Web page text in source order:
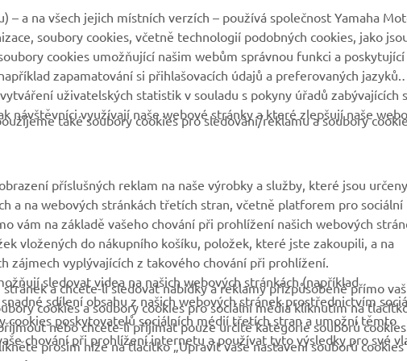
MyYamaha
Yamaha Music
Yamaha Racing
Katalog originálních
náhradních dílů
Rezervace servisní
prohlídky
bateriemi
– a na všech jejich místních verzích – používá společnost Yamaha
soubory cookies, včetně technologií podobných cookies, jako
cookies umožňující našim webům správnou funkci a poskytující
zapamatování si přihlašovacích údajů a preferovaných jazyků.
uživatelských statistik v souladu s pokyny úřadů zabývajících
návštěvníci využívají naše webové stránky a které zlepšují naše
také soubory cookies pro sledování/reklamu a soubory
příslušných reklam na naše výrobky a služby, které jsou určeny
a na webových stránkách třetích stran, včetně platforem pro sociální
vám na základě vašeho chování při prohlížení našich webových
vložených do nákupního košíku, položek, které jste zakoupili, a na
zájmech vyplývajících z takového chování při prohlížení.
sledovat videa na našich webových stránkách (například
sdílení obsahu z našich webových stránek prostřednictvím
cookies poskytovatelů sociálních médií třetích stran a umožní těmto
chování při prohlížení internetu a používat tyto výsledky pro své
a chcete-li sledovat nabídky a reklamy přizpůsobené přímo
cookies a soubory cookies pro sociální média kliknutím na
nebo chcete-li přijímat pouze určité kategorie souborů cookies
prosím níže na tlačítko „Upravit vaše nastavení souborů